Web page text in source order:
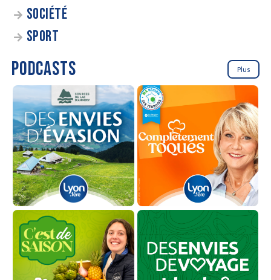
SOCIÉTÉ
SPORT
PODCASTS Plus